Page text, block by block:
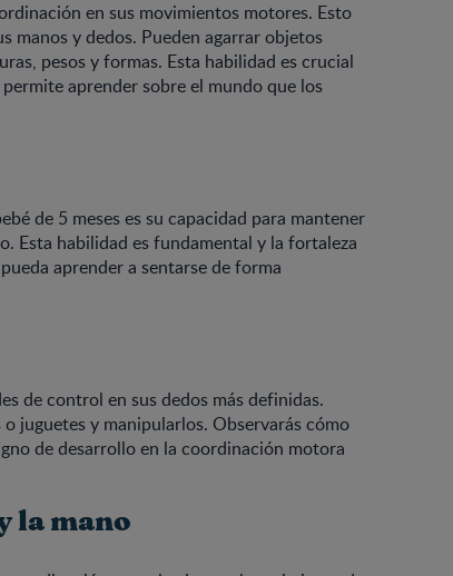
en sus movimientos motores. Esto
manos y dedos. Pueden agarrar objetos
pesos y formas. Esta habilidad es crucial
aprender sobre el mundo que los
de 5 meses es su capacidad para mantener
Esta habilidad es fundamental y la fortaleza
aprender a sentarse de forma
de control en sus dedos más definidas.
juguetes y manipularlos. Observarás cómo
de desarrollo en la coordinación motora
la mano